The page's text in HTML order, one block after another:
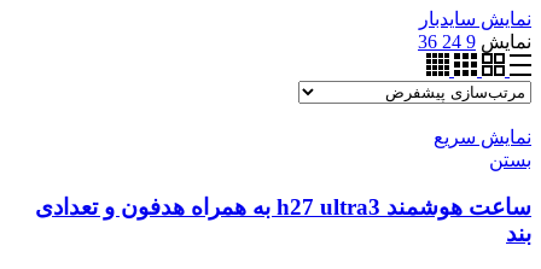
نمایش سایدبار
نمایش 9
24
36
نمایش سریع
بستن
ساعت هوشمند h27 ultra3 به همراه هدفون و تعدادی
بند